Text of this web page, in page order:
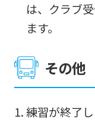
は、クラブ
ます。
その他
練習が終了